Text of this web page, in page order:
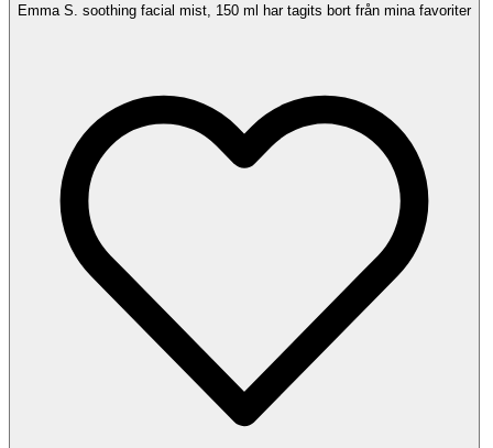
Emma S. soothing facial mist, 150 ml har tagits bort från mina favoriter